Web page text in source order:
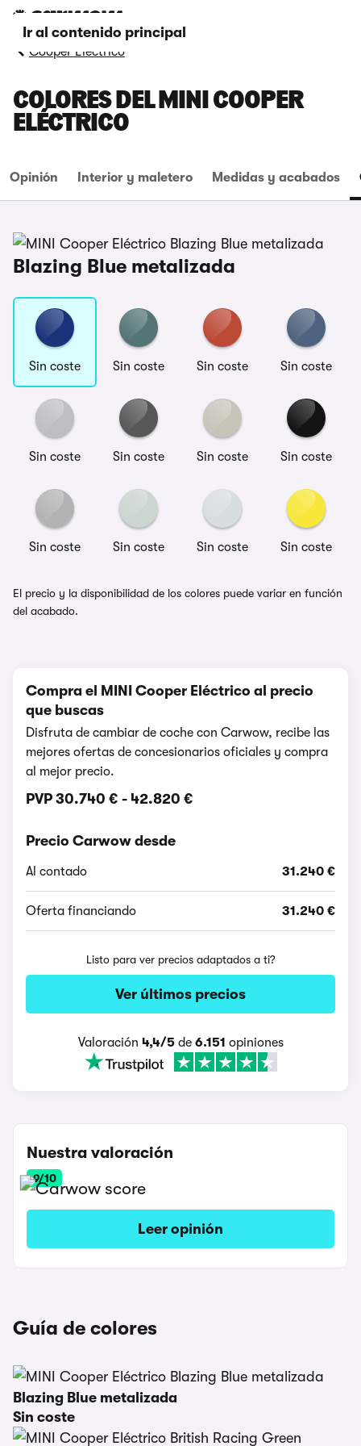
Ir al contenido principal
Cooper Eléctrico
COLORES DEL MINI COOPER
ELÉCTRICO
Opinión Interior y maletero Medidas y acabados
Blazing Blue metalizada
Sin coste Sin coste Sin coste Sin coste
Sin coste Sin coste Sin coste Sin coste
Sin coste Sin coste Sin coste Sin coste
El precio y la disponibilidad de los colores puede variar en función
del acabado.
Compra el MINI Cooper Eléctrico al precio
que buscas
Disfruta de cambiar de coche con Carwow, recibe las
mejores ofertas de concesionarios oficiales y compra
al mejor precio.
PVP 30.740 € - 42.820 €
Precio Carwow desde
Al contado 31.240 €
Oferta financiando 31.240 €
Listo para ver precios adaptados a ti?
Ver últimos precios
Valoración 4,4/5de 6.151 opiniones
Nuestra valoración
9/10
Leer opinión
Guía de colores
Blazing Blue metalizada
Sin coste